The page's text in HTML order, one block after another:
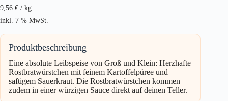
9,56 € / kg
inkl. 7 % MwSt.
Produktbeschreibung
Eine absolute Leibspeise von Groß und Klein: Herzhafte
Rostbratwürstchen mit feinem Kartoffelpüree und
saftigem Sauerkraut. Die Rostbratwürstchen kommen
zudem in einer würzigen Sauce direkt auf deinen Teller.